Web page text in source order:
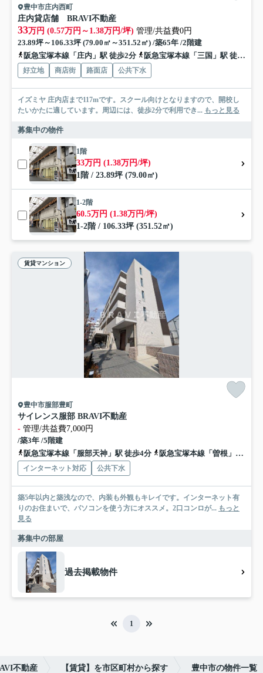
豊中市庄内西町
庄内貸店舗 BRAVI不動産
33万円 (0.57万円～1.38万円/坪) 管理/共益費0円
23.89坪～106.33坪 (79.00㎡～351.52㎡) /築65年 /2階建
阪急宝塚本線「庄内」駅 徒歩2分
阪急宝塚本線「三国」駅 徒歩23分
好立地 商店街 路面店 公共下水
イズミヤ 庄内店まで117mです。スクール向けとなりますので、開校し
たいかたに適しています。周辺には、徒歩2分で利用でき... もっと見る
募集中の物件
1階
33万円 (1.38万円/坪)
1階 / 23.89坪 (79.00㎡)
1-2階
60.5万円 (1.38万円/坪)
1-2階 / 106.33坪 (351.52㎡)
賃貸マンション
豊中市服部豊町
サイレンス服部 BRAVI不動産
- 管理/共益費7,000円
/築3年 /5階建
阪急宝塚本線「服部天神」駅 徒歩4分
阪急宝塚本線「曽根」駅 徒歩14分
インターネット対応 公共下水
築5年以内と築浅なので、内装も外観もキレイです。インターネット有
りのお住まいで、パソコンを使う方にオススメ。2口コンロが... もっと
見る
募集中の部屋
過去掲載物件
1
不動産 【賃貸】を市区町村から探す 豊中市の物件一覧